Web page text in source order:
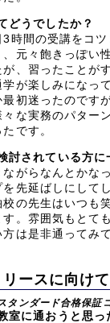
どうでしたか？
時間の受講をコツ
元々飽きっぽい
、習ったことが
が楽しみになっ
初迷ったのです
な実務のパター
です。
討されている方に
がらなんとかな
先延ばしにして
の先生はいつも
。雰囲気もとて
は是非通ってみ
ースに向け
タンダード合格保
室に通おうと思っ